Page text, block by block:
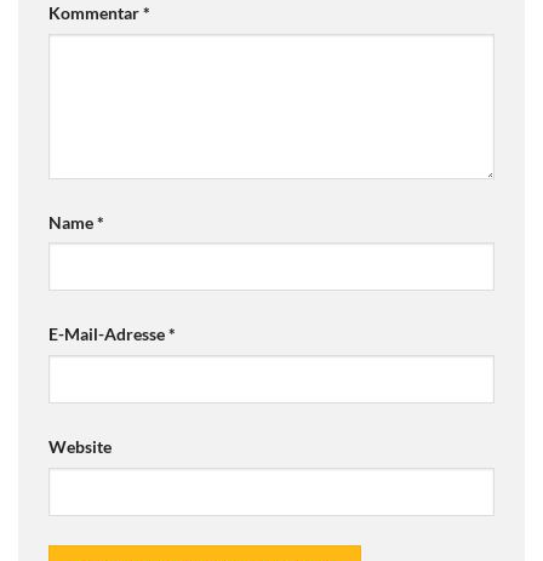
Kommentar*
Name*
E-Mail-Adresse*
Website